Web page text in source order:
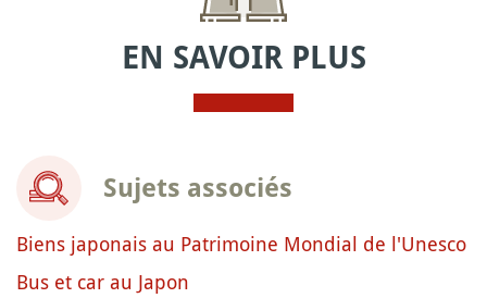
EN SAVOIR PLUS
Sujets associés
Biens japonais au Patrimoine Mondial de l'Unesco
Bus et car au Japon